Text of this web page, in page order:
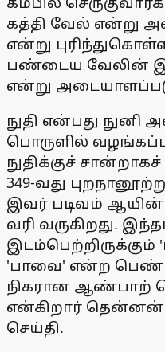
கத்தி வேல் என்று
என்று
பண்டைய வேலின்
என்று
நுதி என்பது
பொருளில்
நுதிக்குச்
349-வது
இவர் படிவம் ஆயின்
வரி வருகிறது.
'பாவை' என்ற
நிகரான ஆண்பாற்
என்கிறார் தென்னன்
செய்தி.